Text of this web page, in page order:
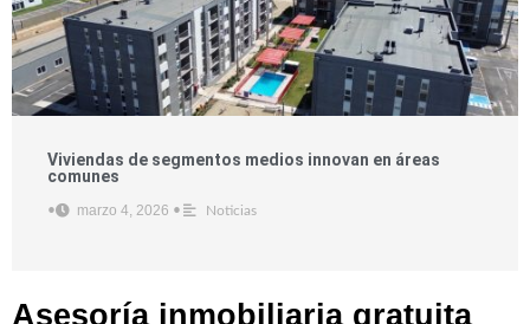
Viviendas de segmentos medios innovan en áreas
comunes
• marzo 4, 2026 • Noticias
Asesoría inmobiliaria gratuita